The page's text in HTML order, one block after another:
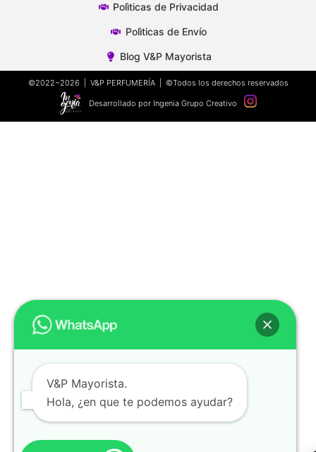
Polìticas de Privacidad
Polìticas de Envío
Blog V&P Mayorista
©2022~2026 | V&P PERFUMERÍA | ©Todos los derechos reservados
Desarrollado por Ingenia Grupo Creativo
V&P Mayorista.
Hola, ¿en que te podemos ayudar?